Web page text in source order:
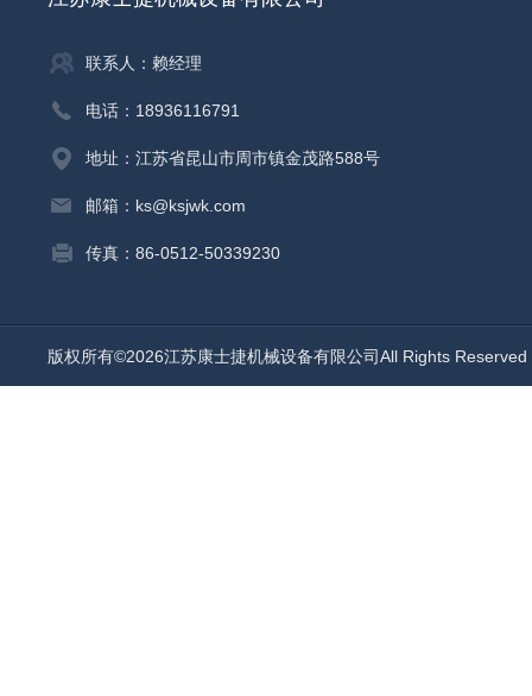
联系人：赖经理
电话：18936116791
地址：江苏省昆山市周市镇金茂路588号
邮箱：ks@ksjwk.com
传真：86-0512-50339230
版权所有©2026江苏康士捷机械设备有限公司All Rights